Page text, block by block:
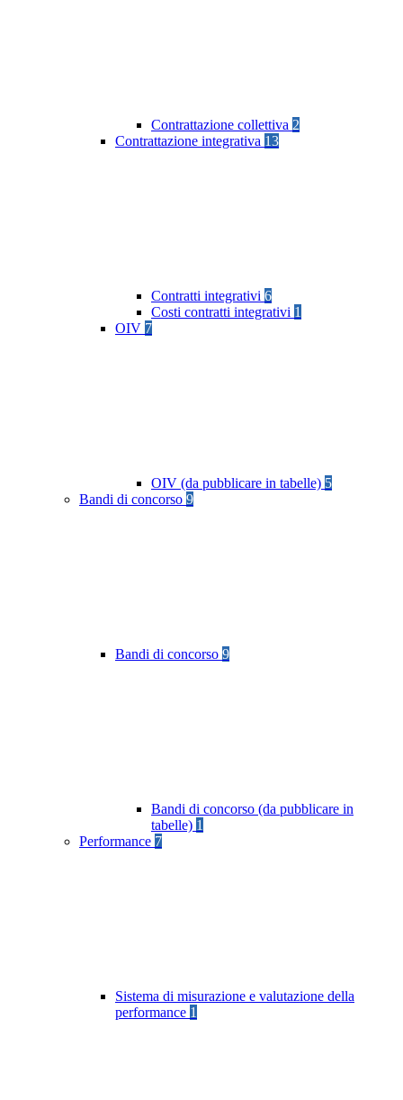
Contrattazione collettiva 2
Contrattazione integrativa 13
Contratti integrativi 6
Costi contratti integrativi 1
OIV 7
OIV (da pubblicare in tabelle) 5
Bandi di concorso 9
Bandi di concorso 9
Bandi di concorso (da pubblicare in
tabelle) 1
Performance 7
Sistema di misurazione e valutazione della
performance 1